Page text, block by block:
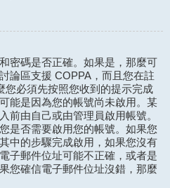
密碼是否正確。如果是，那麼可
論區支援 COPPA，而且您在註
您必須先按照您收到的提示完成
能是因為您的帳號尚未啟用。某
前由自己或由管理員啟用帳號。
是否需要啟用您的帳號。如果您
中的步驟完成啟用，如果您沒有
子郵件位址可能不正確，或者是
您確信電子郵件位址沒錯，那麼